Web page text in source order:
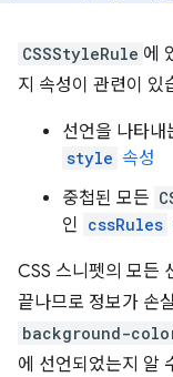
CSSStyleRule 에
지 속성이 관련이 있
선언을 나타내
style 속성
중첩된 모든
인 cssRules
CSS 스니펫의 모든
끝나므로 정보가 손
background-
에 선언되었는지 알